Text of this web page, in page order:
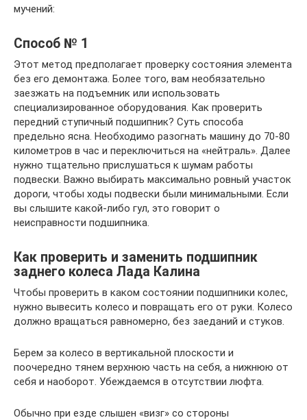
мучений:
Способ № 1
Этот метод предполагает проверку состояния элемента
без его демонтажа. Более того, вам необязательно
заезжать на подъемник или использовать
специализированное оборудования. Как проверить
передний ступичный подшипник? Суть способа
предельно ясна. Необходимо разогнать машину до 70-80
километров в час и переключиться на «нейтраль». Далее
нужно тщательно прислушаться к шумам работы
подвески. Важно выбирать максимально ровный участок
дороги, чтобы ходы подвески были минимальными. Если
вы слышите какой-либо гул, это говорит о
неисправности подшипника.
Как проверить и заменить подшипник
заднего колеса Лада Калина
Чтобы проверить в каком состоянии подшипники колес,
нужно вывесить колесо и повращать его от руки. Колесо
должно вращаться равномерно, без заеданий и стуков.
Берем за колесо в вертикальной плоскости и
поочередно тянем верхнюю часть на себя, а нижнюю от
себя и наоборот. Убеждаемся в отсутствии люфта.
Обычно при езде слышен «визг» со стороны